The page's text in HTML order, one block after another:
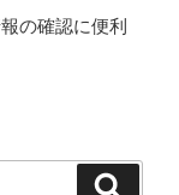
の確認に便利